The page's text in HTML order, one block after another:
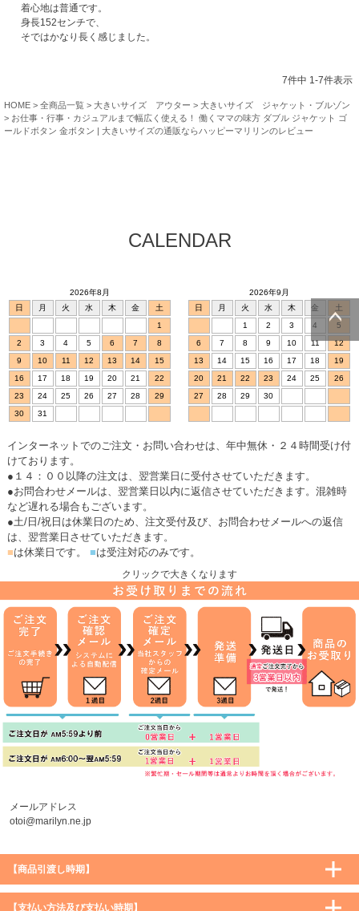
着心地は普通です。
身長152センチで、
そではかなり長く感じました。
7件中 1-7件表示
HOME 全商品一覧 大きいサイズ アウター
大きいサイズ ジャケット・ブルゾン
お仕事・行事・カジュアルまで幅広く使える！ 働くママの味方 ダブル ジャケット ゴ
ールドボタン 金ボタン | 大きいサイズの通販ならハッピーマリリンのレビュー
ページトッ
プへ
CALENDAR
2026年8月
日
月 火 水 木 金
土
1
2
3 4 5 6 7
8
9
10 11 12 13 14
15
16
17 18 19 20 21
22
23
24 25 26 27 28
29
30
31
2026年9月
日
月 火 水 木 金
土
1
2 3 4
5
6
7 8 9 10 11
12
13
14 15 16 17 18
19
20
21 22 23 24 25
26
27
28 29 30
インターネットでのご注文・お問い合わせは、年中無休・２４時間受け付
けております。
●１４：００以降の注文は、翌営業日に受付させていただきます。
●お問合わせメールは、翌営業日以内に返信させていただきます。混雑時
など遅れる場合もございます。
●土/日/祝日は休業日のため、注文受付及び、お問合わせメールへの返信
は、翌営業日させていただきます。
■は休業日です。 ■は受注対応のみです。
クリックで大きくなります
メールアドレス
otoi@marilyn.ne.jp
【商品引渡し時期】
【支払い方法及び支払い時期】